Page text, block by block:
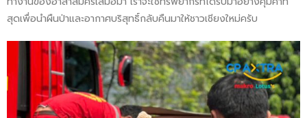
สุดเพื่อนำผืนป่าและอากาศบริสุทธิ์กลับคืนมาให้ชาวเชียงใหม่ครับ